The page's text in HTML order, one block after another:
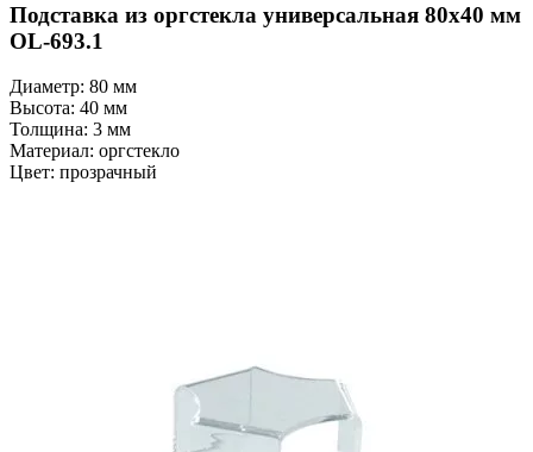
Подставка из оргстекла универсальная 80х40 мм
OL-693.1
Диаметр: 80 мм
Высота: 40 мм
Толщина: 3 мм
Материал: оргстекло
Цвет: прозрачный